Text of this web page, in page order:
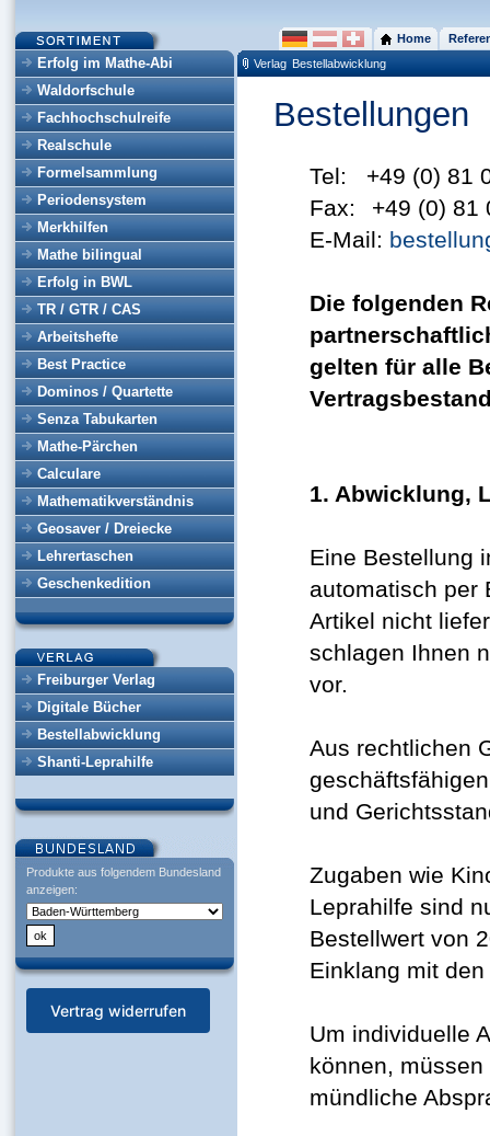
Erfolg im Mathe-Abi
Waldorfschule
Fachhochschulreife
Realschule
Formelsammlung
Periodensystem
Merkhilfen
Mathe bilingual
Erfolg in BWL
TR / GTR / CAS
Arbeitshefte
Best Practice
Dominos / Quartette
Senza Tabukarten
Mathe-Pärchen
Calculare
Mathematikverständnis
Geosaver / Dreiecke
Lehrertaschen
Geschenkedition
Freiburger Verlag
Digitale Bücher
Bestellabwicklung
Shanti-Leprahilfe
Produkte aus folgendem Bundesland
anzeigen:
Vertrag widerrufen
Home
Verlag Bestellabwicklung
Bestellungen
Tel:
+49 (0) 81
Fax:
+49 (0) 81
E-Mail:
Die folgenden
gelten für alle
1. Abwicklung,
Eine Bestellung
automatisch per
Artikel nicht
schlagen Ihnen
vor.
Aus rechtlichen
und
Zugaben wie
Leprahilfe sind
Bestellwert von
Einklang mit
Um individuelle
können,
mündliche